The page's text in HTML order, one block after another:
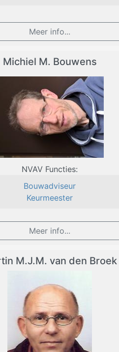
Meer info...
Michiel M. Bouwens
NVAV Functies:
Bouwadviseur
Keurmeester
Meer info...
M.J.M. van den Broek